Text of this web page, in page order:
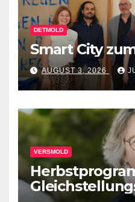
DETMOLD
Smart City
AUGUST 3, 2026
VERSMOLD